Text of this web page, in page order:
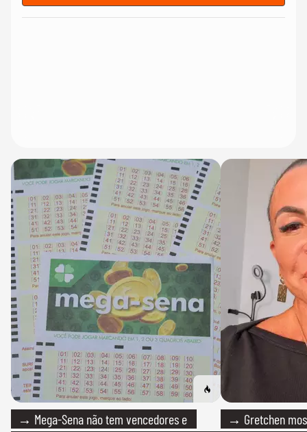
→ Mega-Sena não tem vencedores e
→ Gretchen